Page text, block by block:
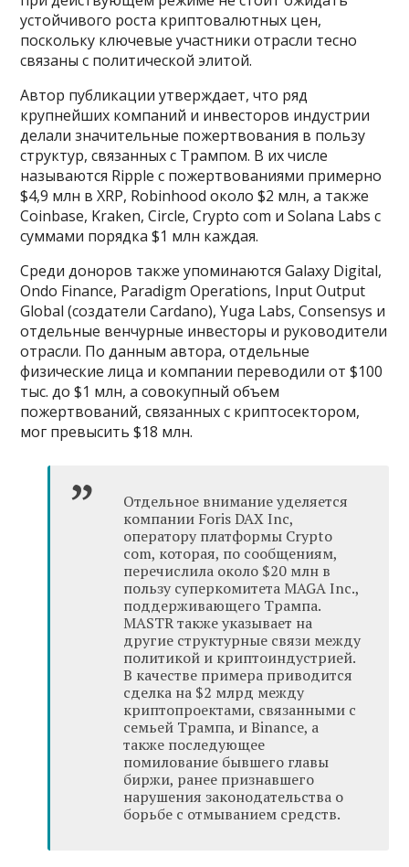
устойчивого роста криптовалютных цен,
поскольку ключевые участники отрасли тесно
связаны с политической элитой.
Автор публикации утверждает, что ряд
крупнейших компаний и инвесторов индустрии
делали значительные пожертвования в пользу
структур, связанных с Трампом. В их числе
называются Ripple с пожертвованиями примерно
$4,9 млн в XRP, Robinhood около $2 млн, а также
Coinbase, Kraken, Circle, Crypto com и Solana Labs с
суммами порядка $1 млн каждая.
Среди доноров также упоминаются Galaxy Digital,
Ondo Finance, Paradigm Operations, Input Output
Global (создатели Cardano), Yuga Labs, Consensys и
отдельные венчурные инвесторы и руководители
отрасли. По данным автора, отдельные
физические лица и компании переводили от $100
тыс. до $1 млн, а совокупный объем
пожертвований, связанных с криптосектором,
мог превысить $18 млн.
Отдельное внимание уделяется
компании Foris DAX Inc,
оператору платформы Crypto
com, которая, по сообщениям,
перечислила около $20 млн в
пользу суперкомитета MAGA Inc.,
поддерживающего Трампа.
MASTR также указывает на
другие структурные связи между
политикой и криптоиндустрией.
В качестве примера приводится
сделка на $2 млрд между
криптопроектами, связанными с
семьей Трампа, и Binance, а
также последующее
помилование бывшего главы
биржи, ранее признавшего
нарушения законодательства о
борьбе с отмыванием средств.